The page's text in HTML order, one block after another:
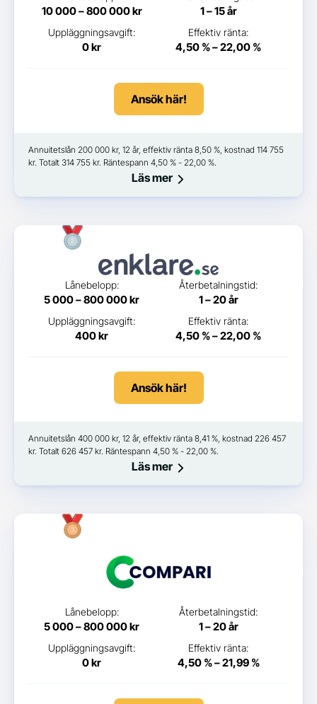
10 000 – 800 000 kr 1 – 15 år
Uppläggningsavgift:
0 kr
Effektiv ränta:
4,50 % – 22,00 %
Ansök här!
Annuitetslån 200 000 kr, 12 år, effektiv ränta 8,50 %, kostnad 114 755
kr. Totalt 314 755 kr. Räntespann 4,50 % - 22,00 %.
Läs mer
Lånebelopp:
5 000 – 800 000 kr
Återbetalningstid:
1 – 20 år
Uppläggningsavgift:
400 kr
Effektiv ränta:
4,50 % – 22,00 %
Ansök här!
Annuitetslån 400 000 kr, 12 år, effektiv ränta 8,41 %, kostnad 226 457
kr. Totalt 626 457 kr. Räntespann 4,50 % - 22,00 %.
Läs mer
Lånebelopp:
5 000 – 800 000 kr
Återbetalningstid:
1 – 20 år
Uppläggningsavgift:
0 kr
Effektiv ränta:
4,50 % – 21,99 %